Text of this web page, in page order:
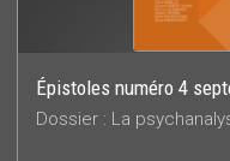
Épistoles numéro 4
Dossier : La